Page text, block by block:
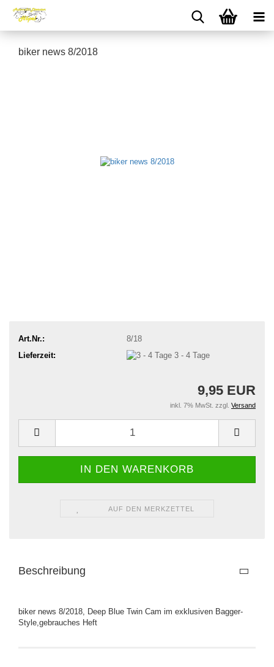
biker news 8/2018
Art.Nr.:
8/18
Lieferzeit:
3 - 4 Tage
9,95 EUR
inkl. 7% MwSt. zzgl. Versand
AUF DEN MERKZETTEL
Beschreibung
biker news 8/2018, Deep Blue Twin Cam im exklusiven Bagger-
Style,gebrauches Heft